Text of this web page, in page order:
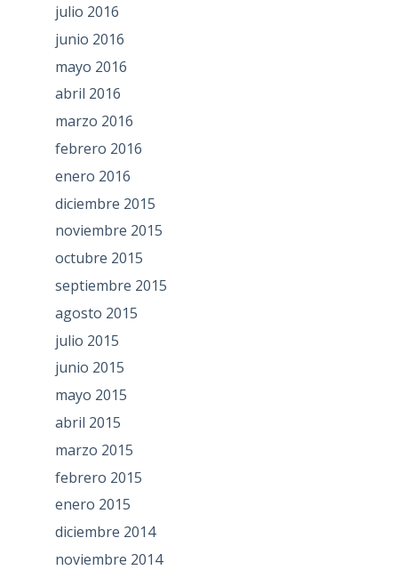
julio 2016
junio 2016
mayo 2016
abril 2016
marzo 2016
febrero 2016
enero 2016
diciembre 2015
noviembre 2015
octubre 2015
septiembre 2015
agosto 2015
julio 2015
junio 2015
mayo 2015
abril 2015
marzo 2015
febrero 2015
enero 2015
diciembre 2014
noviembre 2014